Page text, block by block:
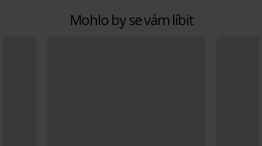
Mohlo by se vám líbit